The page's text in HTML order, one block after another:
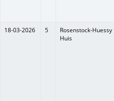
18-03-2026 5
Rosenstock-Huessy
Huis